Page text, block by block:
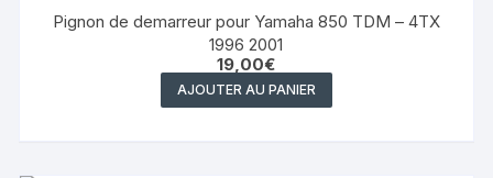
Pignon de demarreur pour Yamaha 850 TDM – 4TX
1996 2001
19,00€
AJOUTER AU PANIER